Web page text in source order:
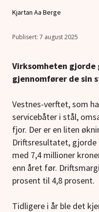
Kjartan Aa Berge
7 august 2025
Virksomheten
gjennomfører de sin
Vestnes-verftet, som
servicebåter i stål,
fjor. Der er en liten
Driftsresultatet, gjorde
med 7,4 millioner
enn året før.
prosent til 4,8 prosent.
Tidligere i år ble det